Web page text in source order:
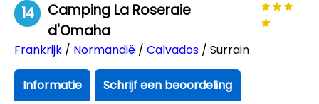
14
Camping La Roseraie
d'Omaha
Frankrijk / Normandië / Calvados / Surrain
Informatie Schrijf een beoordeling